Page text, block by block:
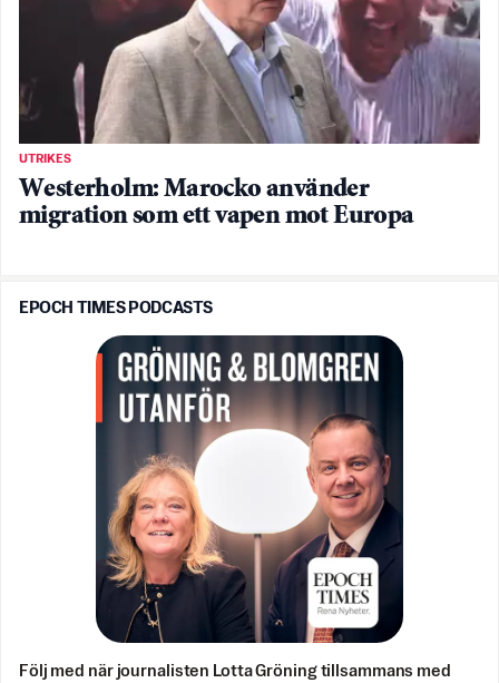
UTRIKES
Westerholm: Marocko använder
migration som ett vapen mot Europa
EPOCH TIMES PODCASTS
Följ med när journalisten Lotta Gröning tillsammans med